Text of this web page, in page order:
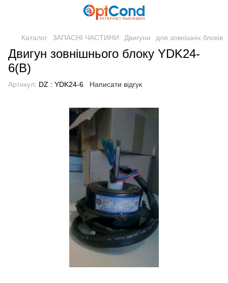
Каталог ЗАПАСНІ ЧАСТИНИ Двигуни для зовнішніх блоків
Двигун зовнішнього блоку YDK24-
6(B)
Артикул: DZ : YDK24-6 Написати відгук